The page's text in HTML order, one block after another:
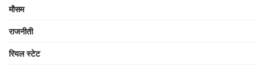
मौसम
राजनीती
रियल स्टेट